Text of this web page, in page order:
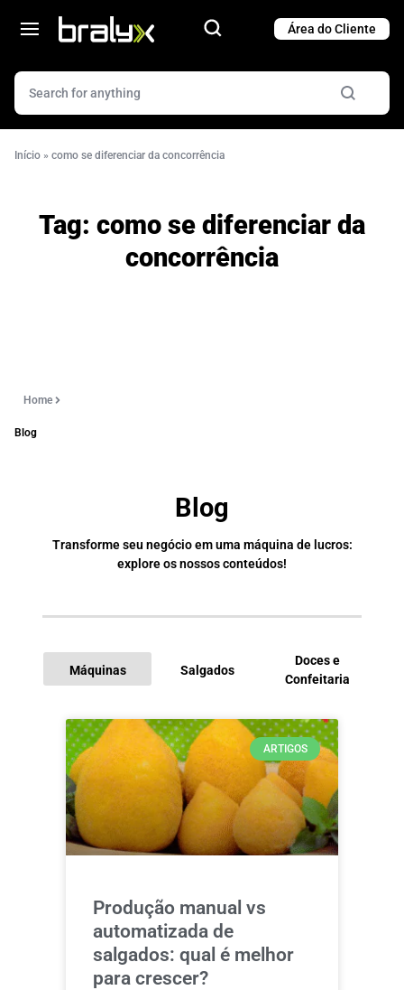
Início » como se diferenciar da concorrência
Tag: como se diferenciar da
concorrência
Home
Blog
Blog
Transforme seu negócio em uma máquina de lucros:
explore os nossos conteúdos!
Máquinas Salgados
Doces e
Confeitaria
ARTIGOS
Produção manual vs
automatizada de
salgados: qual é melhor
para crescer?